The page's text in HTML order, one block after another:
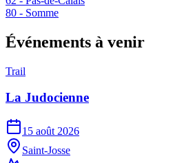
80 - Somme
Événements à venir
Trail
La Judocienne
15 août 2026
Saint-Josse